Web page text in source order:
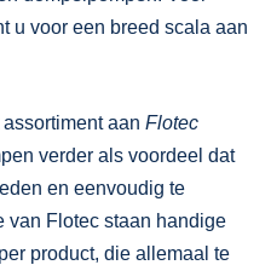
u voor een breed scala aan
aan Flotec
verder als voordeel dat
en eenvoudig te
van Flotec staan handige
product, die allemaal te